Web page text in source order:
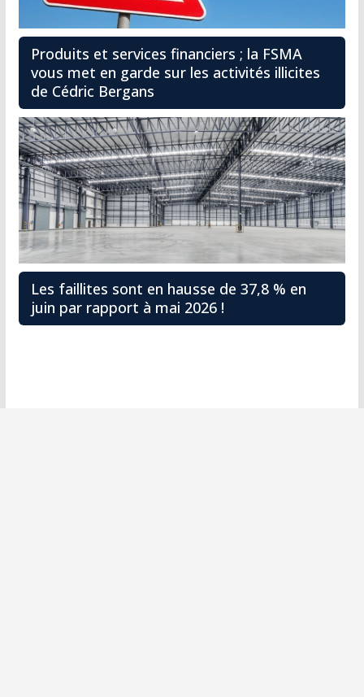
Produits et services financiers ; la FSMA
vous met en garde sur les activités illicites
de Cédric Bergans
Les faillites sont en hausse de 37,8 % en
juin par rapport à mai 2026 !